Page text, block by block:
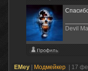
Devil
EMey Модмейкер
| 17